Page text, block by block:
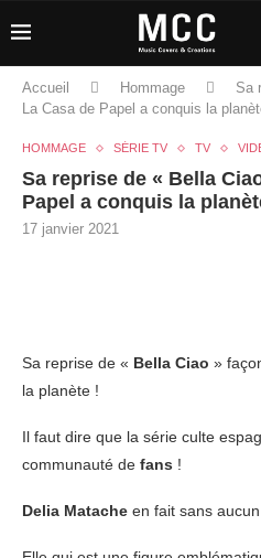
Accueil Hommage
Sa
La Casa de Papel a conquis la
HOMMAGE SÉRIE TV TV
Sa reprise de « Bella
Papel a conquis la
17 janvier 2021
Sa reprise de « Bella Ciao »
la planète !
Il faut dire que la série culte
communauté de fans !
Delia Matache en fait sans